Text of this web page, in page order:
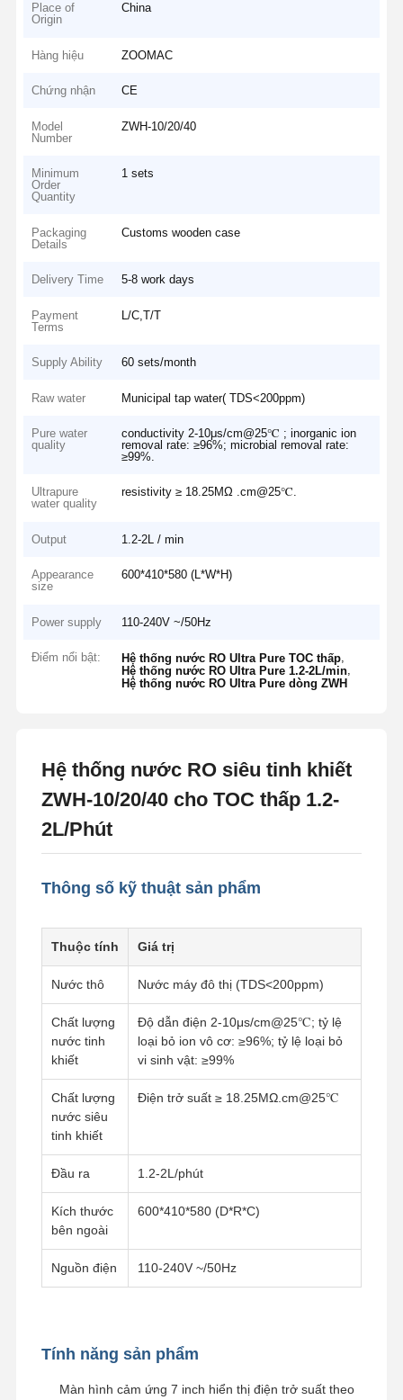
Trang Chủ
Các Sản
Phẩm
Place of
Origin
China
Hàng hiệu ZOOMAC
Chứng nhận CE
Model
Number
ZWH-10/20/40
Minimum
Order
Quantity
1 sets
Packaging
Details
Customs wooden case
Delivery Time 5-8 work days
Payment
Terms
L/C,T/T
Supply Ability 60 sets/month
Raw water Municipal tap water( TDS<200ppm)
Pure water
quality
conductivity 2-10μs/cm@25℃ ; inorganic ion
removal rate: ≥96%; microbial removal rate:
≥99%.
Ultrapure
water quality
resistivity ≥ 18.25MΩ .cm@25℃.
Output 1.2-2L / min
Appearance
size
600*410*580 (L*W*H)
Power supply 110-240V ~/50Hz
Điểm nổi bật: Hệ thống nước RO Ultra Pure TOC thấp,
Hệ thống nước RO Ultra Pure 1.2-2L/min,
Hệ thống nước RO Ultra Pure dòng ZWH
Hệ thống nước RO siêu tinh khiết
ZWH-10/20/40 cho TOC thấp 1.2-
2L/Phút
Thông số kỹ thuật sản phẩm
Thuộc tính Giá trị
Nước thô Nước máy đô thị (TDS<200ppm)
Chất lượng
nước tinh
khiết
Độ dẫn điện 2-10μs/cm@25℃; tỷ lệ
loại bỏ ion vô cơ: ≥96%; tỷ lệ loại bỏ
vi sinh vật: ≥99%
Chất lượng
nước siêu
tinh khiết
Điện trở suất ≥ 18.25MΩ.cm@25℃
Đầu ra 1.2-2L/phút
Kích thước
bên ngoài
600*410*580 (D*R*C)
Nguồn điện 110-240V ~/50Hz
Tính năng sản phẩm
Màn hình cảm ứng 7 inch hiển thị điện trở suất theo